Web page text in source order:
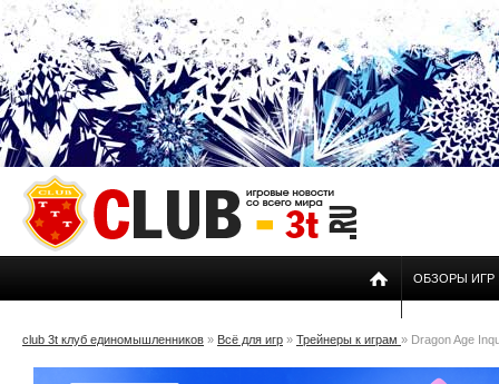
ОБЗОРЫ ИГР
club 3t клуб единомышленников » Всё для игр » Трейнеры к играм » Dragon Age